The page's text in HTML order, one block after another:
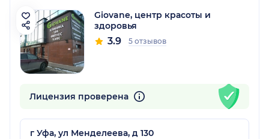
Giovane, центр красоты и
здоровья
3.9 5 отзывов
Лицензия проверена
г Уфа, ул Менделеева, д 130